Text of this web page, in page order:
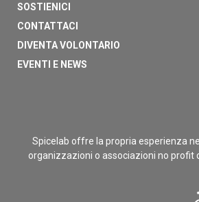
SOSTIENICI
CONTATTACI
DIVENTA VOLONTARIO
EVENTI E NEWS
Spicelab offre la propria esperienza
organizzazioni o associazioni no profit